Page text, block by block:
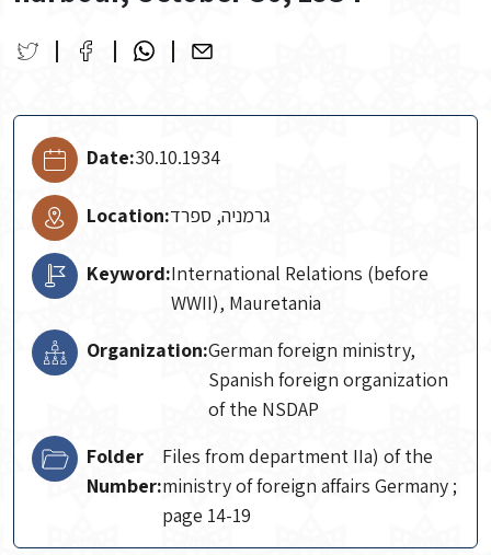
Date:30.10.1934
Location:גרמניה, ספרד
Keyword:International Relations (before
WWII), Mauretania
Organization:German foreign ministry,
Spanish foreign organization
of the NSDAP
Folder
Number:
Files from department IIa) of the
ministry of foreign affairs Germany ;
page 14-19